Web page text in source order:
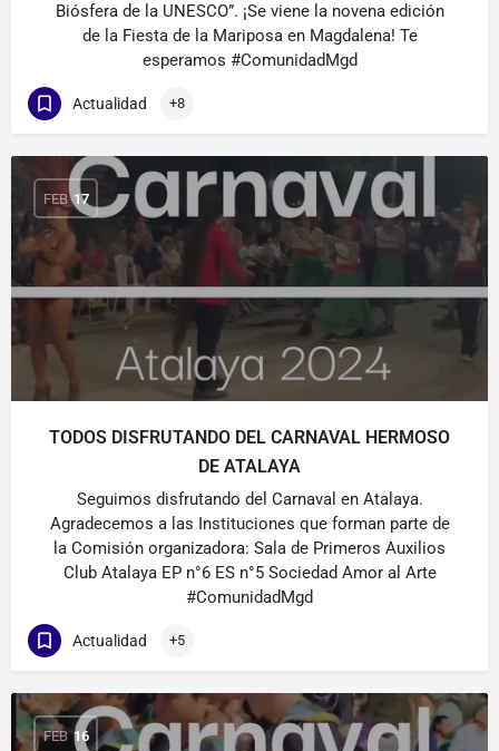
Biósfera de la UNESCO”. ¡Se viene la novena edición
de la Fiesta de la Mariposa en Magdalena! Te
esperamos #ComunidadMgd
Actualidad +8
FEB 17
TODOS DISFRUTANDO DEL CARNAVAL HERMOSO
DE ATALAYA
Seguimos disfrutando del Carnaval en Atalaya.
Agradecemos a las Instituciones que forman parte de
la Comisión organizadora: Sala de Primeros Auxilios
Club Atalaya EP n°6 ES n°5 Sociedad Amor al Arte
#ComunidadMgd
Actualidad +5
FEB 16